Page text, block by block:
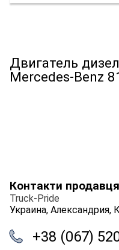
Двигатель
Mercedes-Benz
Контакти
Truck-Pride
Украина, Александрия,
+38 (067)